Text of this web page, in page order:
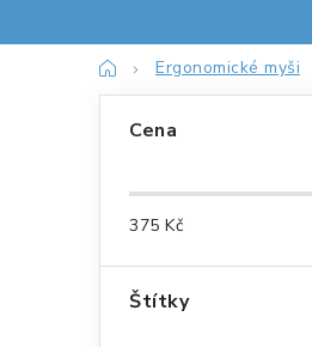
DomůErgonomické myši
t
Cena
375 Kč
Štítky